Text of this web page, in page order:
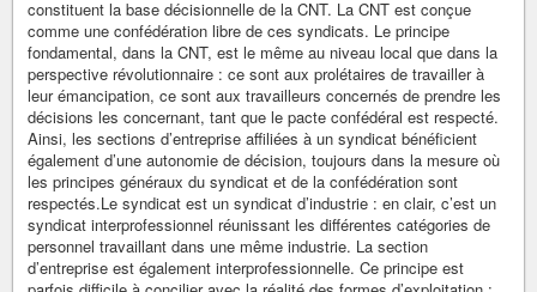
constituent la base décisionnelle de la CNT. La CNT est conçue
comme une confédération libre de ces syndicats. Le principe
fondamental, dans la CNT, est le même au niveau local que dans la
perspective révolutionnaire : ce sont aux prolétaires de travailler à
leur émancipation, ce sont aux travailleurs concernés de prendre les
décisions les concernant, tant que le pacte confédéral est respecté.
Ainsi, les sections d’entreprise affiliées à un syndicat bénéficient
également d’une autonomie de décision, toujours dans la mesure où
les principes généraux du syndicat et de la confédération sont
respectés.Le syndicat est un syndicat d’industrie : en clair, c’est un
syndicat interprofessionnel réunissant les différentes catégories de
personnel travaillant dans une même industrie. La section
d’entreprise est également interprofessionnelle. Ce principe est